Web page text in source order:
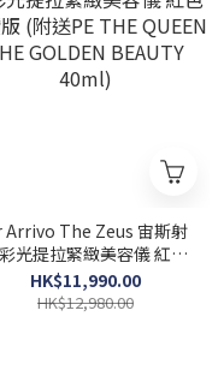
Arrivo The Zeus 宙斯射
光提拉緊緻美容儀 紅色
閃鑽版 (附送PE THE
QUEEN THE GOLDEN
HK$11,990.00
HK$12,980.00